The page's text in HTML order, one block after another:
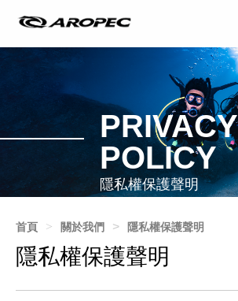
PRIVACY
POLICY
隱私權保護聲明
首頁 關於我們 隱私權保護聲明
隱私權保護聲明